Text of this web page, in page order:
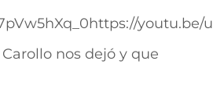
youtu.be/
nos dejó y que